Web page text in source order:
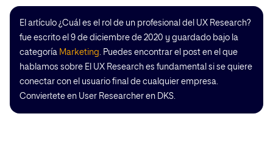
El artículo ¿Cuál es el rol de un profesional del UX Research?
fue escrito el 9 de diciembre de 2020 y guardado bajo la
categoría Marketing. Puedes encontrar el post en el que
hablamos sobre El UX Research es fundamental si se quiere
conectar con el usuario final de cualquier empresa.
Conviertete en User Researcher en DKS.